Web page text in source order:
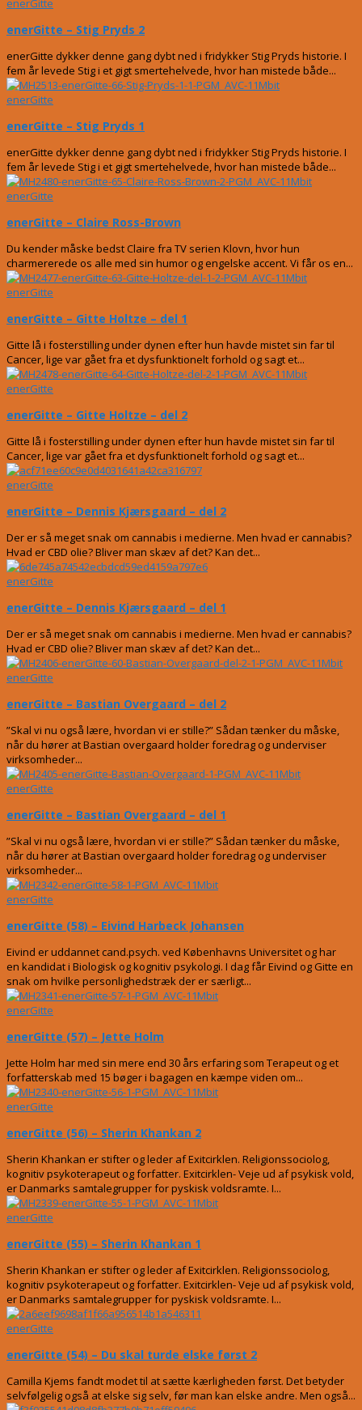
enerGitte
enerGitte – Stig Pryds 2
enerGitte dykker denne gang dybt ned i fridykker Stig Pryds historie. I
fem år levede Stig i et gigt smertehelvede, hvor han mistede både...
enerGitte
enerGitte – Stig Pryds 1
enerGitte dykker denne gang dybt ned i fridykker Stig Pryds historie. I
fem år levede Stig i et gigt smertehelvede, hvor han mistede både...
enerGitte
enerGitte – Claire Ross-Brown
Du kender måske bedst Claire fra TV serien Klovn, hvor hun
charmererede os alle med sin humor og engelske accent. Vi får os en...
enerGitte
enerGitte – Gitte Holtze – del 1
Gitte lå i fosterstilling under dynen efter hun havde mistet sin far til
Cancer, lige var gået fra et dysfunktionelt forhold og sagt et...
enerGitte
enerGitte – Gitte Holtze – del 2
Gitte lå i fosterstilling under dynen efter hun havde mistet sin far til
Cancer, lige var gået fra et dysfunktionelt forhold og sagt et...
enerGitte
enerGitte – Dennis Kjærsgaard – del 2
Der er så meget snak om cannabis i medierne. Men hvad er cannabis?
Hvad er CBD olie? Bliver man skæv af det? Kan det...
enerGitte
enerGitte – Dennis Kjærsgaard – del 1
Der er så meget snak om cannabis i medierne. Men hvad er cannabis?
Hvad er CBD olie? Bliver man skæv af det? Kan det...
enerGitte
enerGitte – Bastian Overgaard – del 2
”Skal vi nu også lære, hvordan vi er stille?” Sådan tænker du måske,
når du hører at Bastian overgaard holder foredrag og underviser
virksomheder...
enerGitte
enerGitte – Bastian Overgaard – del 1
”Skal vi nu også lære, hvordan vi er stille?” Sådan tænker du måske,
når du hører at Bastian overgaard holder foredrag og underviser
virksomheder...
enerGitte
enerGitte (58) – Eivind Harbeck Johansen
Eivind er uddannet cand.psych. ved Københavns Universitet og har
en kandidat i Biologisk og kognitiv psykologi. I dag får Eivind og Gitte en
snak om hvilke personlighedstræk der er særligt...
enerGitte
enerGitte (57) – Jette Holm
Jette Holm har med sin mere end 30 års erfaring som Terapeut og et
forfatterskab med 15 bøger i bagagen en kæmpe viden om...
enerGitte
enerGitte (56) – Sherin Khankan 2
Sherin Khankan er stifter og leder af Exitcirklen. Religionssociolog,
kognitiv psykoterapeut og forfatter. Exitcirklen- Veje ud af psykisk vold,
er Danmarks samtalegrupper for pyskisk voldsramte. I...
enerGitte
enerGitte (55) – Sherin Khankan 1
Sherin Khankan er stifter og leder af Exitcirklen. Religionssociolog,
kognitiv psykoterapeut og forfatter. Exitcirklen- Veje ud af psykisk vold,
er Danmarks samtalegrupper for pyskisk voldsramte. I...
enerGitte
enerGitte (54) – Du skal turde elske først 2
Camilla Kjems fandt modet til at sætte kærligheden først. Det betyder
selvfølgelig også at elske sig selv, før man kan elske andre. Men også...